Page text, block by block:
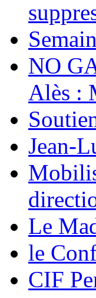
NO
Alès :
Jean-
Le
le
CIF